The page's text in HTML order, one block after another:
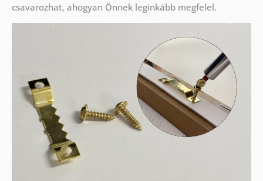
csavarozhat, ahogyan Önnek leginkább megfelel.